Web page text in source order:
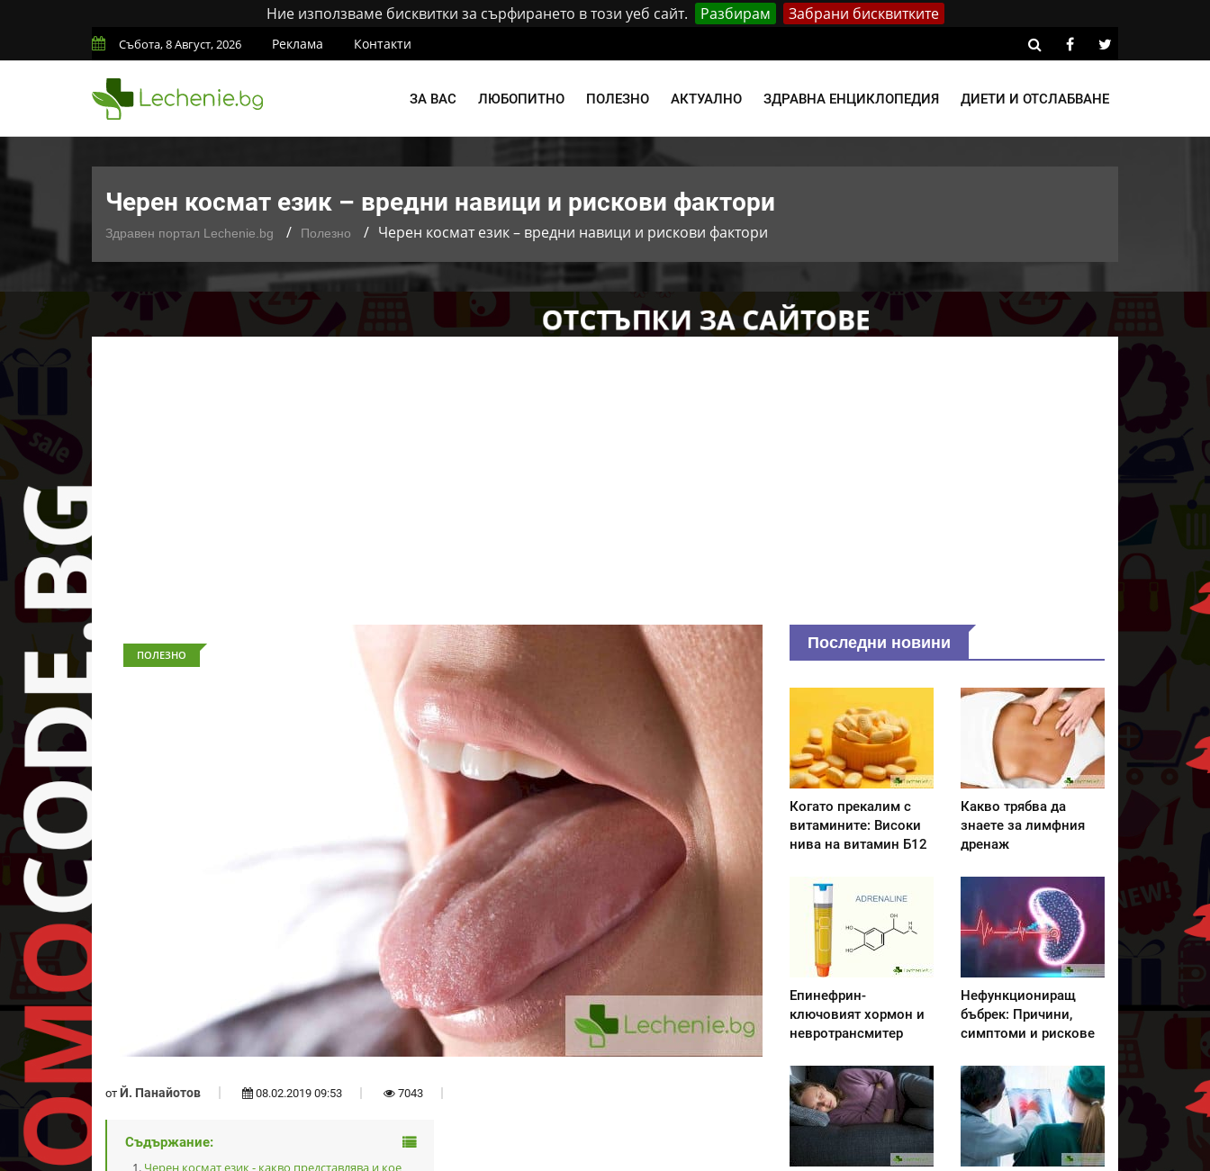
Ние използваме бисквитки за сърфирането в този уеб сайт. Разбирам Забрани бисквитките
Събота, 8 Август, 2026 Реклама Контакти
ЗА ВАС ЛЮБОПИТНО ПОЛЕЗНО АКТУАЛНО ЗДРАВНА ЕНЦИКЛОПЕДИЯ ДИЕТИ И ОТСЛАБВАНЕ
Черен космат език – вредни навици и рискови фактори
Здравен портал Lechenie.bg Полезно Черен космат език – вредни навици и рискови фактори
ПОЛЕЗНО
от Й. Панайотов 08.02.2019 09:53 7043
Съдържание:
Черен космат език - какво представлява и кое
Последни новини
Когато прекалим с
витамините: Високи
нива на витамин Б12
Какво трябва да
знаете за лимфния
дренаж
Епинефрин-
ключовият хормон и
невротрансмитер
Нефункциониращ
бъбрек: Причини,
симптоми и рискове